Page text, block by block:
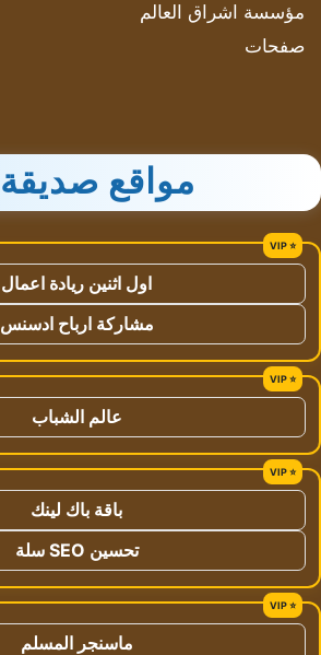
مؤسسة اشراق العالم
صفحات
مواقع صديقة
اول اثنين ريادة اعمال
مشاركة ارباح ادسنس
عالم الشباب
باقة باك لينك
تحسين SEO سلة
ماسنجر المسلم